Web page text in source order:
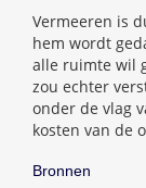
Vermeeren is
hem wordt
alle ruimte wil
zou echter
onder de vlag
kosten van de
Bronnen